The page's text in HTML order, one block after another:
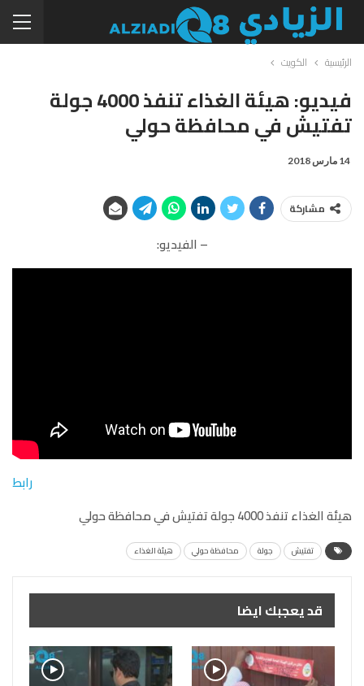
الرئيسية الكويت
فيديو: هيئة الغذاء تنفذ 4000 جولة
تفتيش في محافظة حولي
14 مارس 2018
مشاركة
– الفيديو:
رابط
هيئة الغذاء تنفذ 4000 جولة تفتيش في محافظة حولي
تفتيش جولة محافظة حولي هيئة الغذاء
قد يعجبك ايضا